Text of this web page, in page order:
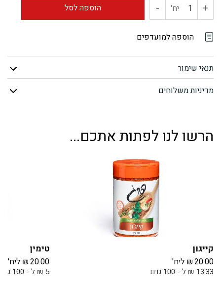
+ כמות יח' - הוספה לסל
הוספה למועדפים
תנאי שימור
מדיניות משלוחים
הרשו לנו לפתות אתכם...
קייגון
₪20.00 ליח'
13.33 ₪ ל - 100 גרם
טימין
₪20.00 ליח'
5 ₪ ל - 100 גרם